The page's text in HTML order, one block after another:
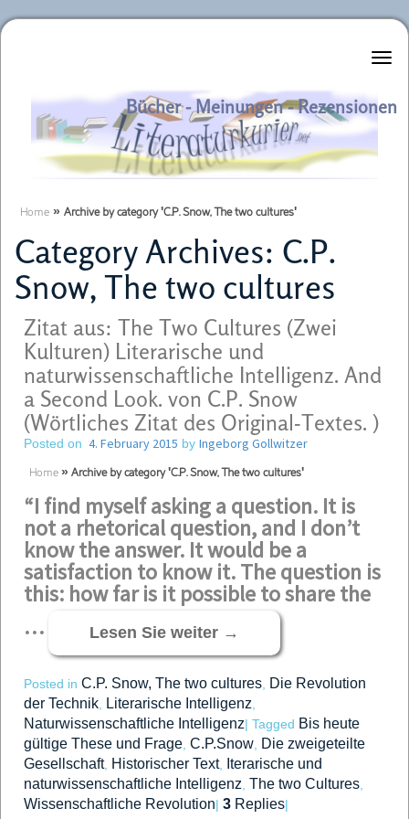
Literaturkurier.net
Bücher - Meinungen - Rezensionen
Home » Archive by category 'C.P. Snow, The two cultures'
Category Archives: C.P.
Snow, The two cultures
Zitat aus: The Two Cultures (Zwei
Kulturen) Literarische und
naturwissenschaftliche Intelligenz. And
a Second Look. von C.P. Snow
(Wörtliches Zitat des Original-Textes. )
Posted on 4. February 2015 by Ingeborg Gollwitzer
Home » Archive by category 'C.P. Snow, The two cultures'
“I find myself asking a question. It is
not a rhetorical question, and I don’t
know the answer. It would be a
satisfaction to know it. The question is
this: how far is it possible to share the
…
Lesen Sie weiter →
Posted in C.P. Snow, The two cultures Die Revolution
der Technik
Literarische Intelligenz
Naturwissenschaftliche Intelligenz| Tagged Bis heute
gültige These und Frage C.P.Snow Die zweigeteilte
Gesellschaft, Historischer Text,
Iterarische und
naturwissenschaftliche Intelligenz The two Cultures
Wissenschaftliche Revolution| 3 Replies|